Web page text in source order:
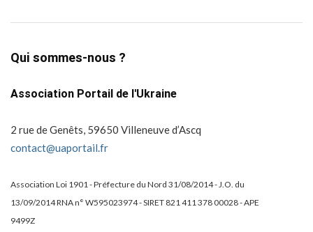
Qui sommes-nous ?
Association Portail de l'Ukraine
2 rue de Genêts, 59650 Villeneuve d’Ascq
contact@uaportail.fr
Association Loi 1901 - Préfecture du Nord 31/08/2014 - J.O. du
13/09/2014 RNA n° W595023974 - SIRET 821 411 378 00028 - APE
9499Z